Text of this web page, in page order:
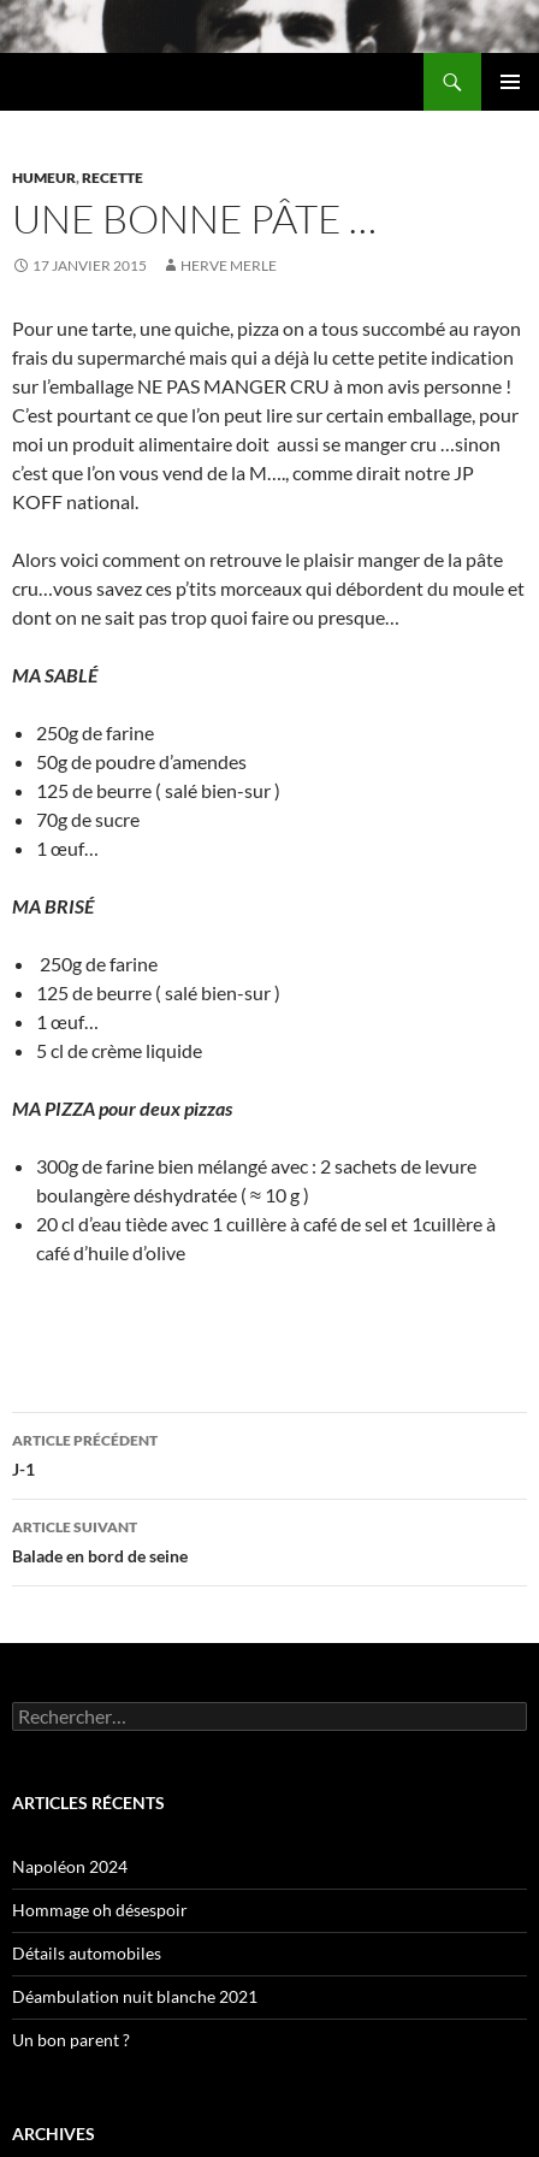
Aller
au
HUMEUR,RECETTE
UNE BONNE PÂTE …
17 JANVIER 2015 HERVE MERLE
Pour une tarte, une quiche, pizza on a tous succombé au rayon
frais du supermarché mais qui a déjà lu cette petite indication
sur l’emballage NE PAS MANGER CRU à mon avis personne !
C’est pourtant ce que l’on peut lire sur certain emballage, pour
moi un produit alimentaire doit aussi se manger cru …sinon
c’est que l’on vous vend de la M…., comme dirait notre JP
KOFF national.
Alors voici comment on retrouve le plaisir manger de la pâte
cru…vous savez ces p’tits morceaux qui débordent du moule et
dont on ne sait pas trop quoi faire ou presque…
MA SABLÉ
250g de farine
50g de poudre d’amendes
125 de beurre ( salé bien-sur )
70g de sucre
1 œuf…
MA BRISÉ
250g de farine
125 de beurre ( salé bien-sur )
1 œuf…
5 cl de crème liquide
MA PIZZA pour deux pizzas
300g de farine bien mélangé avec : 2 sachets de levure
boulangère déshydratée ( ≈ 10 g )
20 cl d’eau tiède avec 1 cuillère à café de sel et 1cuillère à
café d’huile d’olive
Navigation
des
articles
ARTICLE PRÉCÉDENT
J-1
ARTICLE SUIVANT
Balade en bord de seine
Rechercher :
ARTICLES RÉCENTS
Napoléon 2024
Hommage oh désespoir
Détails automobiles
Déambulation nuit blanche 2021
Un bon parent ?
ARCHIVES